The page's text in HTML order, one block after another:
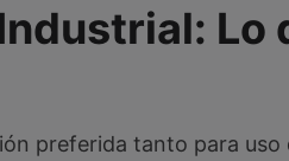
Lo
preferida tanto para uso